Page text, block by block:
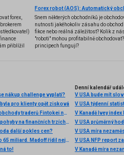
forex,
přiblížil
Snem některých obchodníků je
nutnosti jakéhokoliv zásahu do
fikce nebo reálná záležitost? Kolik z
"roboti" mohou profitabilně
principech fungují?
nákup challenge vyplatí?
pro klienty opět zisková
Léto v plném proudu, trhy také: Top 3 obchody traderů Fintokei na indexech a zlatě
Chamtivost a strach: Největší cenové pohyby na finančních trzích (červenec 2026)
další pokles cen?
Stvořil elitní klub, kde Ameriku obral o 65 miliard. Madoff řídil největší Ponzi dějin
to!
Denní kalendář
V USA bude mít
V USA týdenní
V Kanadě Ivey index
V USA průměrný
V USA míra
V USA NFP report
V Kanadě míra